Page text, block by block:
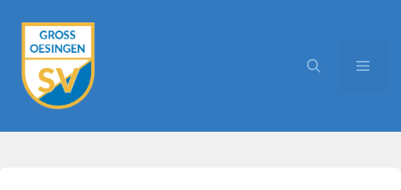
springen